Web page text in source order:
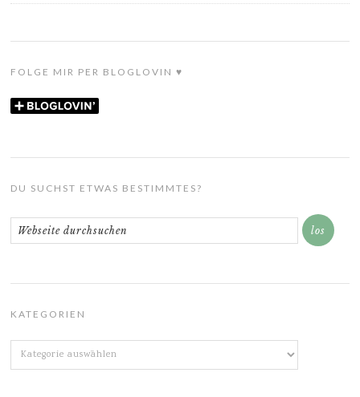
FOLGE MIR PER BLOGLOVIN ♥
DU SUCHST ETWAS BESTIMMTES?
KATEGORIEN
Kategorien